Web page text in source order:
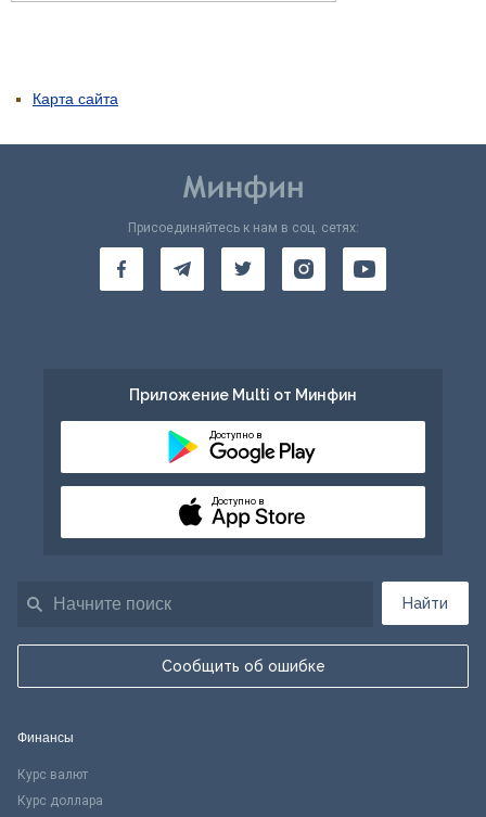
Карта сайта
Найти
Сообщить об ошибке
Присоединяйтесь к нам в соц. сетях:
Приложение Multi от Минфин
Доступно в
Доступно в
Финансы
Курс валют
Курс доллара